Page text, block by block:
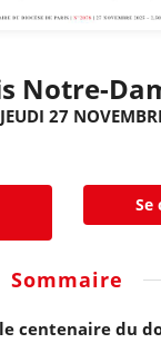
Notre-
27
Se
Sommaire
centenaire du